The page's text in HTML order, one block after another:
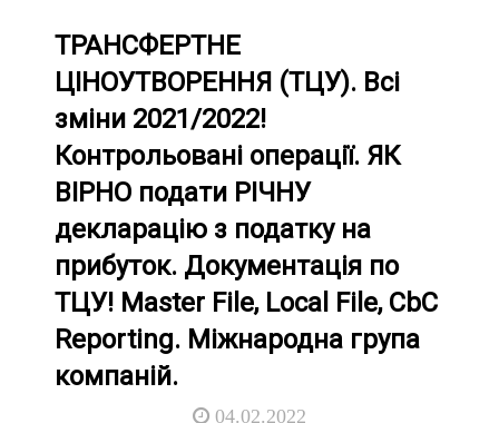
ТРАНСФЕРТНЕ
ЦІНОУТВОРЕННЯ (ТЦУ). Всі
зміни 2021/2022!
Контрольовані операції. ЯК
ВІРНО подати РІЧНУ
декларацію з податку на
прибуток. Документація по
ТЦУ! Master File, Local File, CbC
Reporting. Міжнародна група
компаній.
04.02.2022